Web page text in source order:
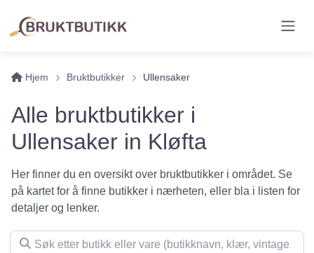
Hjem Bruktbutikker Ullensaker
Alle bruktbutikker i
Ullensaker in Kløfta
Her finner du en oversikt over bruktbutikker i området. Se
på kartet for å finne butikker i nærheten, eller bla i listen for
detaljer og lenker.
Søk etter butikk eller vare (butikknavn, klær, vintage, møbler